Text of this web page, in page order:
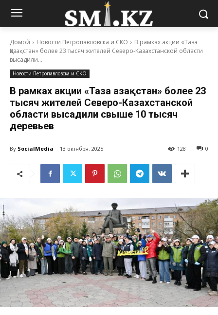
Домой Новости Петропавловска и СКО
В рамках акции «Таза
Қазақстан» более 23 тысяч жителей Северо-Казахстанской области
высадили...
Новости Петропавловска и СКО
В рамках акции «Таза Қазақстан» более 23
тысяч жителей Северо-Казахстанской
области высадили свыше 10 тысяч
деревьев
By SocialMedia 13 октября, 2025 0
128